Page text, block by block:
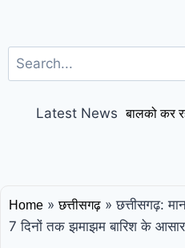
Latest News बालको कर
लिस्ट
Home » छत्तीसगढ़ » छत्तीसगढ़:
7 दिनों तक झमाझम बारिश के आसार